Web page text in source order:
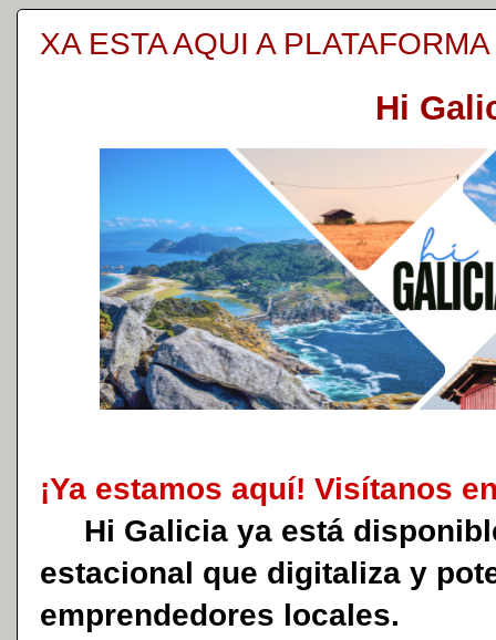
XA ESTA AQUI A
Hi
¡Ya estamos aquí! Visítanos
Hi Galicia ya está
estacional que digitaliza y
emprendedores locales.